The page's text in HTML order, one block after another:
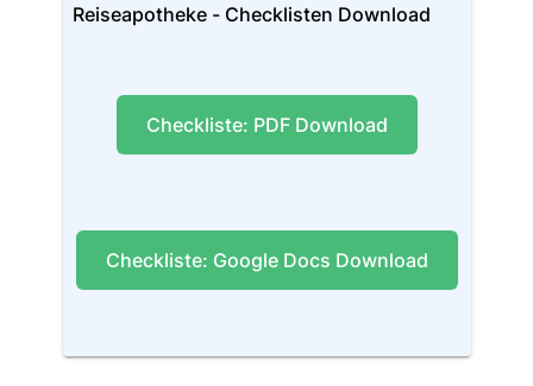
Reiseapotheke - Checklisten Download
Checkliste: PDF Download
Checkliste: Google Docs Download